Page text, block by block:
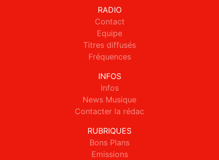
RADIO
Contact
Equipe
Titres diffusés
Fréquences
INFOS
Infos
News Musique
Contacter la rédac
RUBRIQUES
Bons Plans
Emissions